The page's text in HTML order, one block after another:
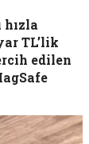
TL’lik
edilen